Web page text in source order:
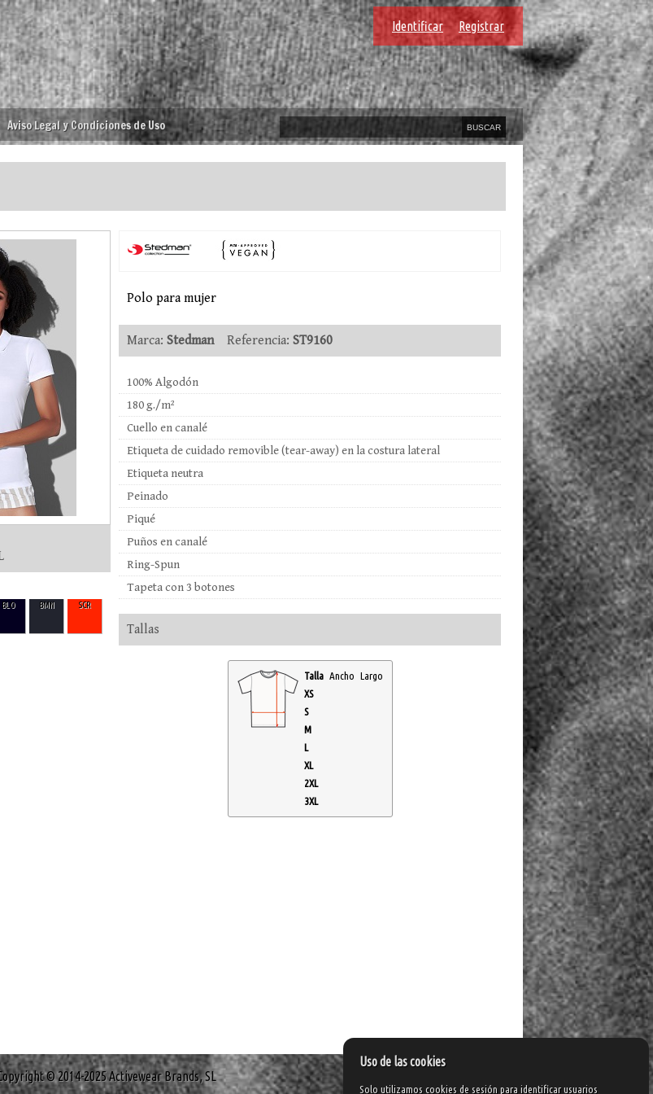
Identificar Registrar
Aviso Legal y Condiciones de Uso
BLO BMN SCR
Polo para mujer
Marca: StedmanReferencia: ST9160
100% Algodón
180 g./m²
Cuello en canalé
Etiqueta de cuidado removible (tear-away) en la costura lateral
Etiqueta neutra
Peinado
Piqué
Puños en canalé
Ring-Spun
Tapeta con 3 botones
Tallas
Talla Ancho Largo
XS
S
M
L
XL
2XL
3XL
© 2014-2025 Activewear Brands, SL
Uso de las cookies
Solo utilizamos cookies de sesión para identificar usuarios